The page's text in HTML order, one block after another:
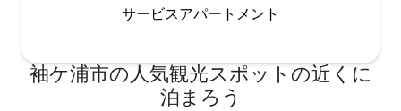
サービスアパートメント
袖ケ浦市の人気観光スポットの近くに
泊まろう